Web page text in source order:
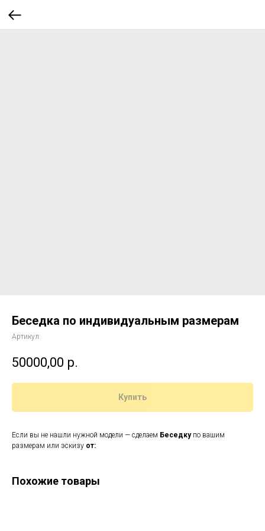
Беседка по индивидуальным размерам
Артикул:
50000,00 р.
Купить
Если вы не нашли нужной модели — сделаем Беседкупо вашим
размерам или эскизу от:
Похожие товары